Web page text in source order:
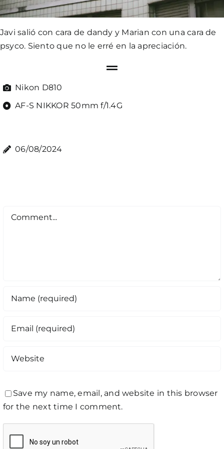
Javi salió con cara de dandy y Marian con una cara de
psyco. Siento que no le erré en la apreciación.
Nikon D810
AF-S NIKKOR 50mm f/1.4G
06/08/2024
Comment
Save my name, email, and website in this browser
for the next time I comment.